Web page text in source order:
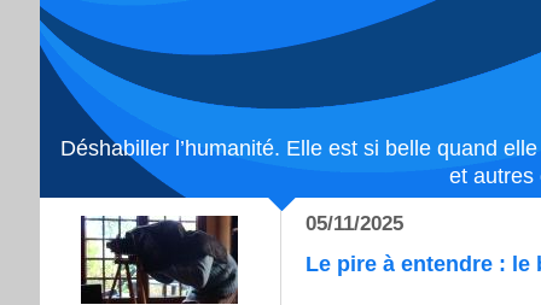
Déshabiller l’humanité. Elle est si belle quand
et autres
05/11/2025
Le pire à entendre : le